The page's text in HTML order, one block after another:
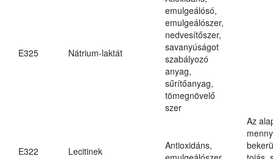
E325 Nátrium-laktát
emulgeálósó,
emulgeálószer,
nedvesítőszer,
savanyúságot
szabályozó
anyag,
sűrítőanyag,
tömegnövelő
szer
E322 Lecitinek
Antioxidáns,
Az